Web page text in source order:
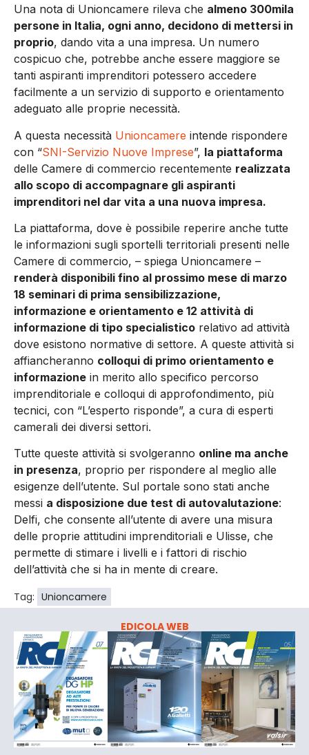
Una nota di Unioncamere rileva che almeno 300mila
persone in Italia, ogni anno, decidono di mettersi in
proprio, dando vita a una impresa. Un numero
cospicuo che, potrebbe anche essere maggiore se
tanti aspiranti imprenditori potessero accedere
facilmente a un servizio di supporto e orientamento
adeguato alle proprie necessità.
A questa necessità Unioncamere intende rispondere
con “SNI-Servizio Nuove Imprese”, la piattaforma
delle Camere di commercio recentemente realizzata
allo scopo di accompagnare gli aspiranti
imprenditori nel dar vita a una nuova impresa.
La piattaforma, dove è possibile reperire anche tutte
le informazioni sugli sportelli territoriali presenti nelle
Camere di commercio, – spiega Unioncamere –
renderà disponibili fino al prossimo mese di marzo
18 seminari di prima sensibilizzazione,
informazione e orientamento e 12 attività di
informazione di tipo specialistico relativo ad attività
dove esistono normative di settore. A queste attività si
affiancheranno colloqui di primo orientamento e
informazione in merito allo specifico percorso
imprenditoriale e colloqui di approfondimento, più
tecnici, con “L’esperto risponde”, a cura di esperti
camerali dei diversi settori.
Tutte queste attività si svolgeranno online ma anche
in presenza, proprio per rispondere al meglio alle
esigenze dell’utente. Sul portale sono stati anche
messi a disposizione due test di autovalutazione:
Delfi, che consente all’utente di avere una misura
delle proprie attitudini imprenditoriali e Ulisse, che
permette di stimare i livelli e i fattori di rischio
dell’attività che si ha in mente di creare.
Tag: Unioncamere
EDICOLA WEB